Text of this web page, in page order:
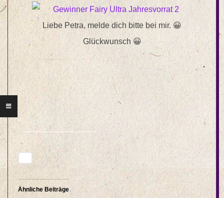
Liebe Petra, melde dich bitte bei mir. 😀
Glückwunsch 😀
Ähnliche Beiträge